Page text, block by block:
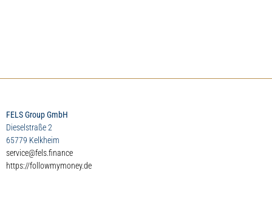
FELS Group GmbH
Dieselstraße 2
65779 Kelkheim
service@fels.finance
https://followmymoney.de